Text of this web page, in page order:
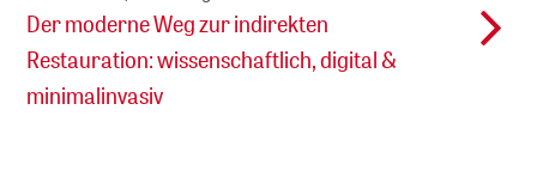
Der moderne Weg zur indirekten
Restauration: wissenschaftlich, digital &
minimalinvasiv